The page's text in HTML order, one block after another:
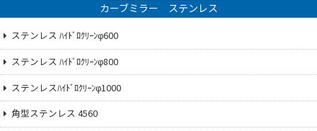
カーブミラー ステンレス
ステンレス ﾊｲﾄﾞﾛｸﾘｰﾝφ600
ステンレス ﾊｲﾄﾞﾛｸﾘｰﾝφ800
ステンレスﾊｲﾄﾞﾛｸﾘｰﾝφ1000
角型ステンレス 4560